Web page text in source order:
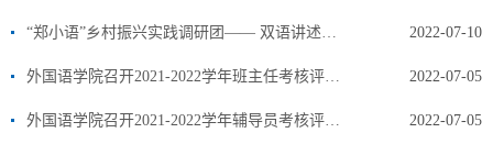
“郑小语”乡村振兴实践调研团—— 双语讲述叠彩洞，助力乡村新发展 2022-07-10
外国语学院召开2021-2022学年班主任考核评议会 2022-07-05
外国语学院召开2021-2022学年辅导员考核评议会 2022-07-05